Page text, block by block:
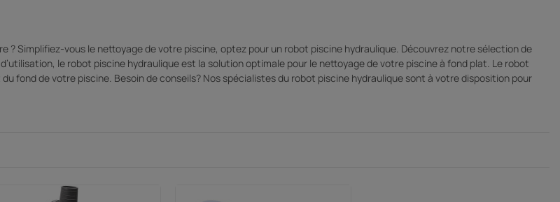
? Simplifiez-vous le nettoyage de votre piscine, optez pour un robot piscine hydraulique. Découvrez notre sélection de
le robot piscine hydraulique est la solution optimale pour le nettoyage de votre piscine à fond plat. Le robot
fond de votre piscine. Besoin de conseils? Nos spécialistes du robot piscine hydraulique sont à votre disposition pour